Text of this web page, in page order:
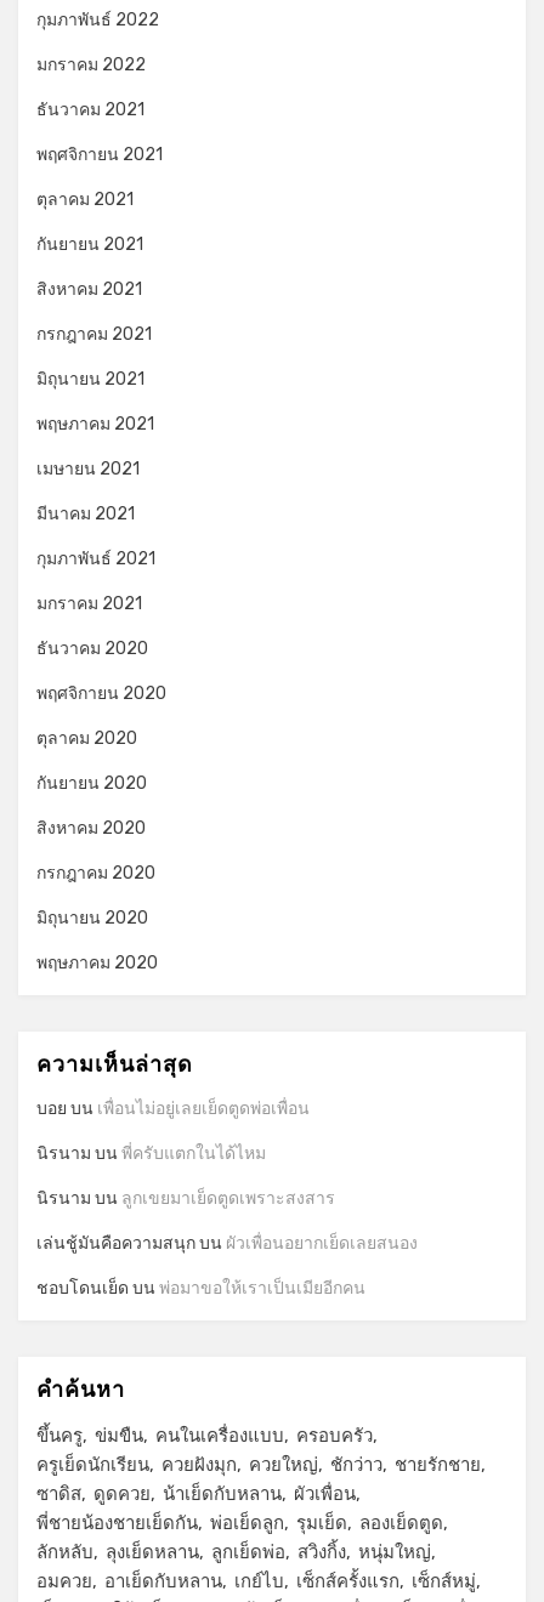
กุมภาพันธ์ 2022
มกราคม 2022
ธันวาคม 2021
พฤศจิกายน 2021
ตุลาคม 2021
กันยายน 2021
สิงหาคม 2021
กรกฎาคม 2021
มิถุนายน 2021
พฤษภาคม 2021
เมษายน 2021
มีนาคม 2021
กุมภาพันธ์ 2021
มกราคม 2021
ธันวาคม 2020
พฤศจิกายน 2020
ตุลาคม 2020
กันยายน 2020
สิงหาคม 2020
กรกฎาคม 2020
มิถุนายน 2020
พฤษภาคม 2020
ความเห็นล่าสุด
บอย บน เพื่อนไม่อยู่เลยเย็ดตูดพ่อเพื่อน
นิรนาม บนพี่ครับแตกในได้ไหม
นิรนาม บน ลูกเขยมาเย็ดตูดเพราะสงสาร
เล่นชู้มันคือความสนุกบน ผัวเพื่อนอยากเย็ดเลยสนอง
ชอบโดนเย็ด บนพ่อมาขอให้เราเป็นเมียอีกคน
คำค้นหา
ขึ้นครู ข่มขืน คนในเครื่องแบบ
ครอบครัว
ครูเย็ดนักเรียน
ควยฝังมุก ควยใหญ่ ชักว่าว
ชายรักชาย
ซาดิส
ดูดควย น้าเย็ดกับหลาน
ผัวเพื่อน
พี่ชายน้องชายเย็ดกัน พ่อเย็ดลูก รุมเย็ด
ลองเย็ดตูด
ลักหลับ
ลุงเย็ดหลาน ลูกเย็ดพ่อ สวิงกิ้ง หนุ่มใหญ่
อมควย
อาเย็ดกับหลาน เกย์ไบ เซ็กส์ครั้งแรก
เซ็กส์หมู่